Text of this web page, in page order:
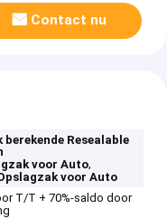
Contact nu
berekende Resealable
voor Auto,
voor Auto
T/T + 70%-saldo door